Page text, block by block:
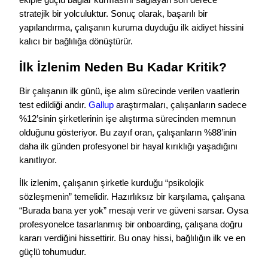
stratejik bir yolculuktur. Sonuç olarak, başarılı bir
yapılandırma, çalışanın kuruma duyduğu ilk aidiyet hissini
kalıcı bir bağlılığa dönüştürür.
İlk İzlenim Neden Bu Kadar Kritik?
Bir çalışanın ilk günü, işe alım sürecinde verilen vaatlerin
test edildiği andır. Gallup araştırmaları, çalışanların sadece
%12’sinin şirketlerinin işe alıştırma sürecinden memnun
olduğunu gösteriyor. Bu zayıf oran, çalışanların %88’inin
daha ilk günden profesyonel bir hayal kırıklığı yaşadığını
kanıtlıyor.
İlk izlenim, çalışanın şirketle kurduğu “psikolojik
sözleşmenin” temelidir. Hazırlıksız bir karşılama, çalışana
“Burada bana yer yok” mesajı verir ve güveni sarsar. Oysa
profesyonelce tasarlanmış bir onboarding, çalışana doğru
kararı verdiğini hissettirir. Bu onay hissi, bağlılığın ilk ve en
güçlü tohumudur.